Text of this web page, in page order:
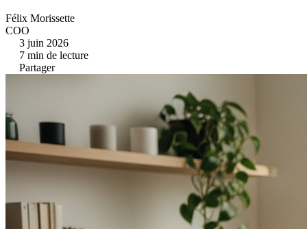
Félix Morissette
COO
3 juin 2026
7 min de lecture
Partager